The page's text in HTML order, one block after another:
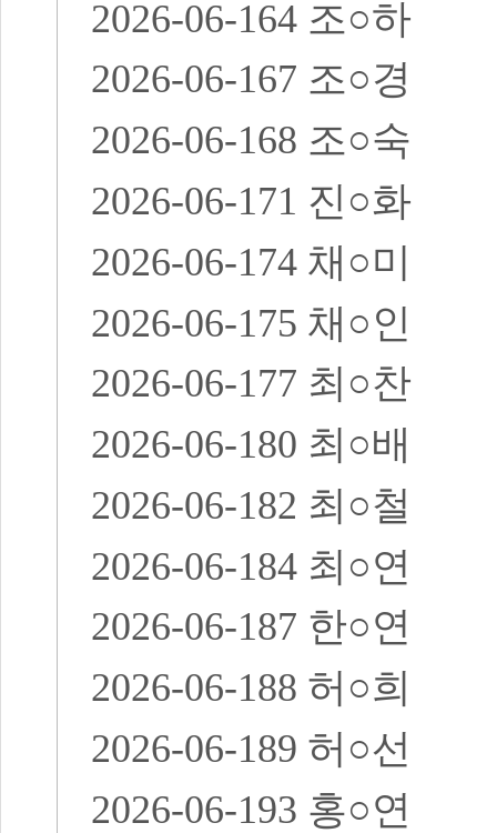
2026-06-164 조○하
2026-06-167 조○경
2026-06-168 조○숙
2026-06-171 진 ○화
2026-06-174 채 ○미
2026-06-175 채 ○인
2026-06-177 최 ○찬
2026-06-180 최 ○배
2026-06-182 최 ○철
2026-06-184 최 ○연
2026-06-187 한○연
2026-06-188 허 ○희
2026-06-189 허 ○선
2026-06-193 홍○연